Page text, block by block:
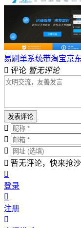
易刷单系统带淘宝京
评论 暂无评论
发表评论
暂无评论，快来抢
登录
注册